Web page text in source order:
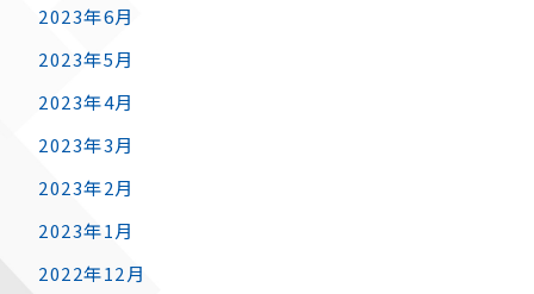
2023年6月
2023年5月
2023年4月
2023年3月
2023年2月
2023年1月
2022年12月